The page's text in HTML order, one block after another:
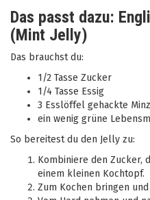
Das passt dazu:
(Mint Jelly)
Das brauchst du:
1/2 Tasse Zucker
1/4 Tasse Essig
3 Esslöffel gehackte
ein wenig grüne
So bereitest du den Jelly zu:
Kombiniere den Zucker,
einem kleinen Kochtopf.
Zum Kochen bringen